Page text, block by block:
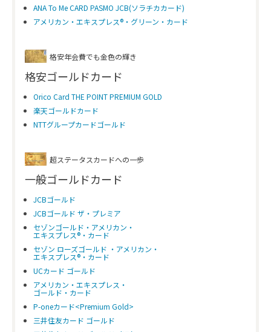
ANA To Me CARD PASMO JCB(ソラチカカード)
アメリカン・エキスプレス®・グリーン・カード
格安年会費でも金色の輝き
格安ゴールドカード
Orico Card THE POINT PREMIUM GOLD
楽天ゴールドカード
NTTグループカードゴールド
超ステータスカードへの一歩
一般ゴールドカード
JCBゴールド
JCBゴールド ザ・プレミア
セゾンゴールド・アメリカン・
エキスプレス®・カード
セゾン ローズゴールド ・アメリカン・
エキスプレス®・カード
UCカード ゴールド
アメリカン・エキスプレス・
ゴールド・カード
P-oneカード<Premium Gold>
三井住友カード ゴールド